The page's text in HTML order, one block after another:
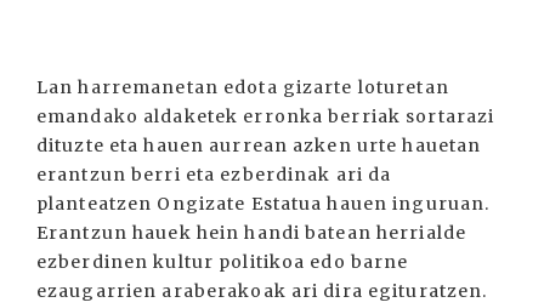
Lan harremanetan edota gizarte loturetan
emandako aldaketek erronka berriak sortarazi
dituzte eta hauen aurrean azken urte hauetan
erantzun berri eta ezberdinak ari da
planteatzen Ongizate Estatua hauen inguruan.
Erantzun hauek hein handi batean herrialde
ezberdinen kultur politikoa edo barne
ezaugarrien araberakoak ari dira egituratzen.